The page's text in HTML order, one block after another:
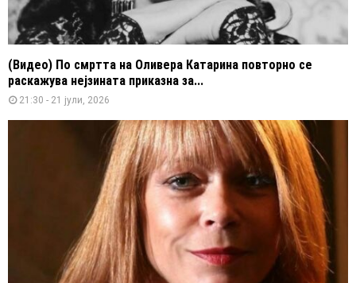
(Видео) По смртта на Оливера Катарина повторно се
раскажува нејзината приказна за...
21:30 - 21 јули, 2026